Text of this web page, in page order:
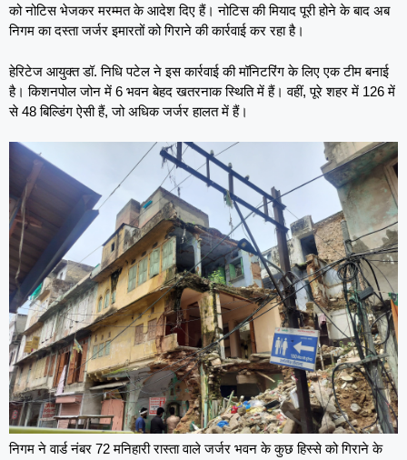
को नोटिस भेजकर मरम्मत के आदेश दिए हैं। नोटिस की मियाद पूरी होने के बाद अब
निगम का दस्ता जर्जर इमारतों को गिराने की कार्रवाई कर रहा है।
हेरिटेज आयुक्त डॉ. निधि पटेल ने इस कार्रवाई की मॉनिटरिंग के लिए एक टीम बनाई
है। किशनपोल जोन में 6 भवन बेहद खतरनाक स्थिति में हैं। वहीं, पूरे शहर में 126 में
से 48 बिल्डिंग ऐसी हैं, जो अधिक जर्जर हालत में हैं।
निगम ने वार्ड नंबर 72 मनिहारी रास्ता वाले जर्जर भवन के कुछ हिस्से को गिराने के